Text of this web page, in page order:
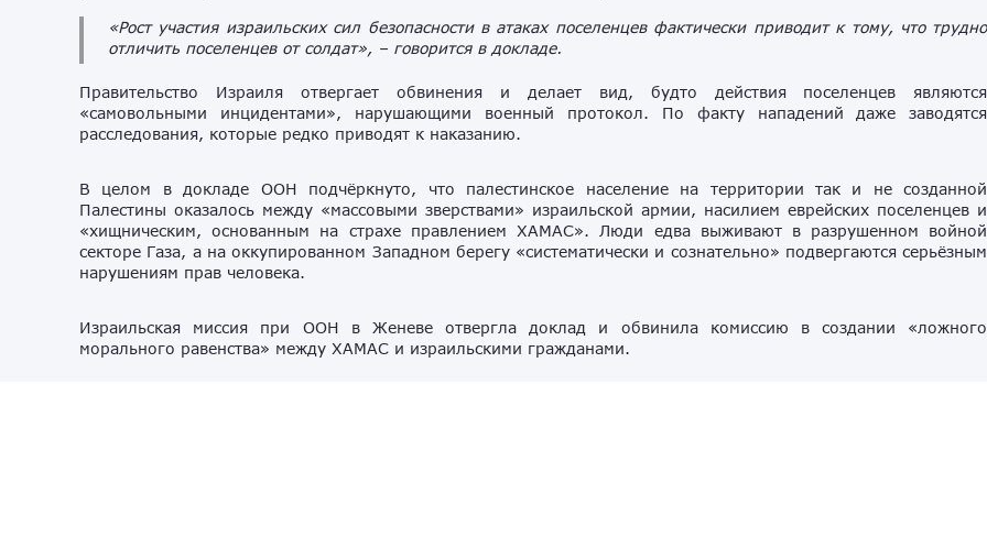
«Рост участия израильских сил безопасности в атаках поселенцев фактически приводит к тому, что трудно
отличить поселенцев от солдат», – говорится в докладе.
Правительство Израиля отвергает обвинения и делает вид, будто действия поселенцев являются
«самовольными инцидентами», нарушающими военный протокол. По факту нападений даже заводятся
расследования, которые редко приводят к наказанию.
В целом в докладе ООН подчёркнуто, что палестинское население на территории так и не созданной
Палестины оказалось между «массовыми зверствами» израильской армии, насилием еврейских поселенцев и
«хищническим, основанным на страхе правлением ХАМАС». Люди едва выживают в разрушенном войной
секторе Газа, а на оккупированном Западном берегу «систематически и сознательно» подвергаются серьёзным
нарушениям прав человека.
Израильская миссия при ООН в Женеве отвергла доклад и обвинила комиссию в создании «ложного
морального равенства» между ХАМАС и израильскими гражданами.